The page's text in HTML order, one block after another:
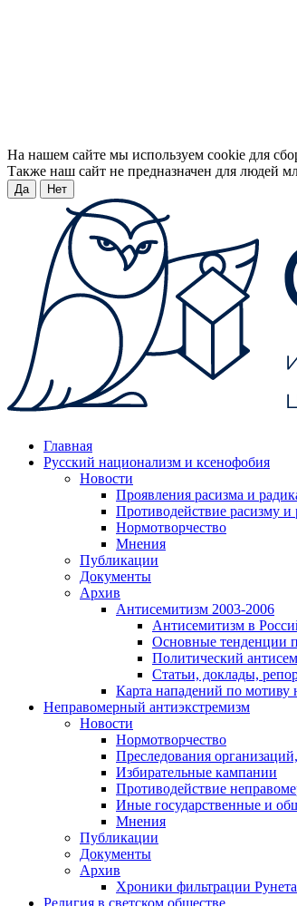
На нашем сайте мы используем cookie для
Также наш сайт не предназначен для людей
Да Нет
Главная
Русский национализм и ксенофобия
Новости
Проявления расизма и
Противодействие расизму
Нормотворчество
Мнения
Публикации
Документы
Архив
Антисемитизм 2003-2006
Антисемитизм в
Основные тенденции
Политический
Статьи, доклады,
Карта нападений по мотиву
Неправомерный антиэкстремизм
Новости
Нормотворчество
Преследования
Избирательные кампании
Противодействие
Иные государственные и
Мнения
Публикации
Документы
Архив
Хроники фильтрации Рунета